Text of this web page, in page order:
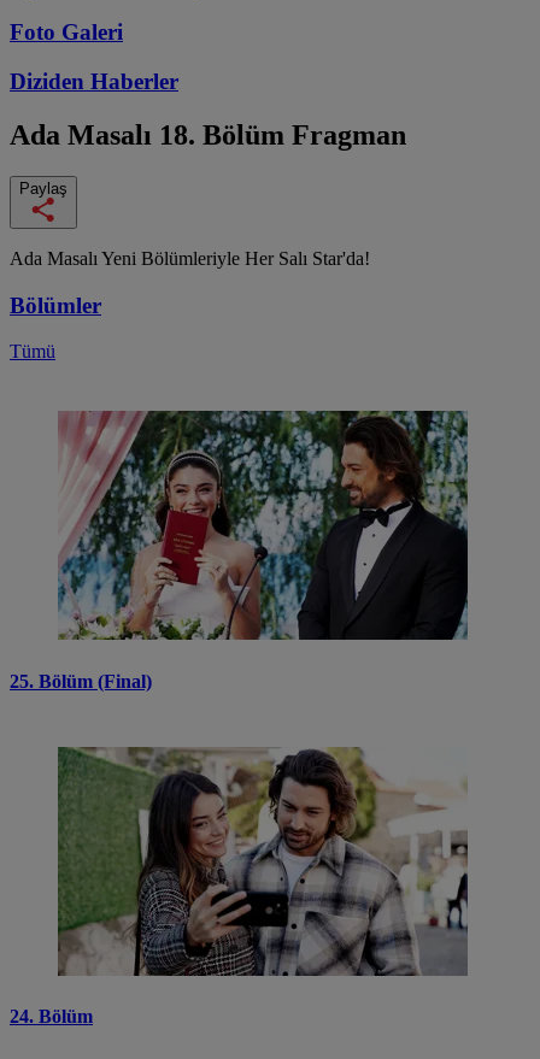
Foto Galeri
Diziden Haberler
Ada Masalı 18. Bölüm Fragman
Paylaş
Ada Masalı Yeni Bölümleriyle Her Salı Star'da!
Bölümler
Tümü
25. Bölüm (Final)
24. Bölüm